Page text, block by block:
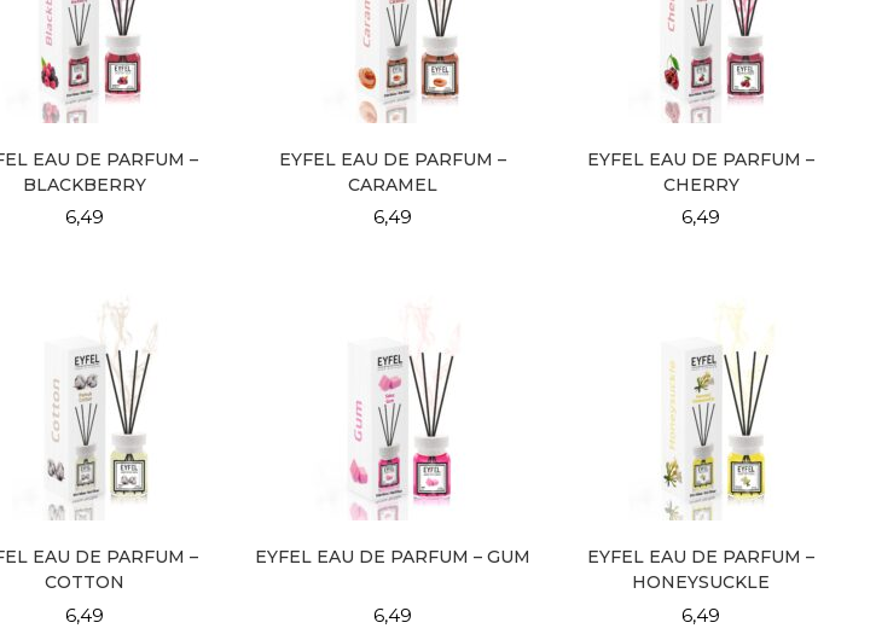
EAU DE PARFUM –
BLACKBERRY
6,49
EYFEL EAU DE PARFUM –
CARAMEL
6,49
EYFEL EAU DE PARFUM –
CHERRY
6,49
EAU DE PARFUM –
COTTON
6,49
EYFEL EAU DE PARFUM – GUM
6,49
EYFEL EAU DE PARFUM –
HONEYSUCKLE
6,49